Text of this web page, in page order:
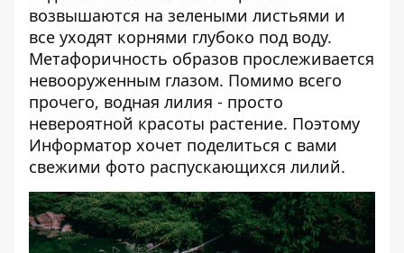
возвышаются на зелеными листьями и
все уходят корнями глубоко под воду.
Метафоричность образов прослеживается
невооруженным глазом. Помимо всего
прочего, водная лилия - просто
невероятной красоты растение. Поэтому
Информатор хочет поделиться с вами
свежими фото распускающихся лилий.